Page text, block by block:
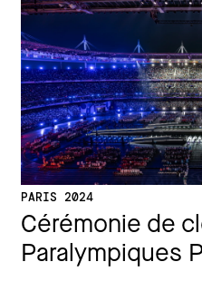
PARIS 2024
Cérémonie de
Paralympiques